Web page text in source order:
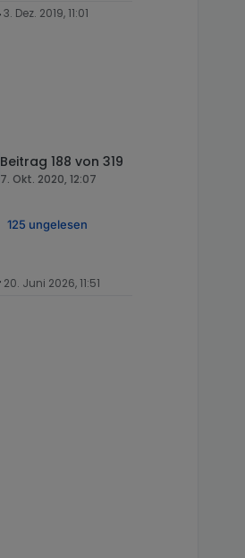
3. Dez. 2019, 11:01
Beitrag 188 von 319
7. Okt. 2020, 12:07
125 ungelesen
20. Juni 2026, 11:51